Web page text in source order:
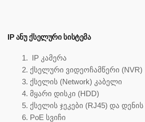
IP ᲐᲜᲣ ᲥᲡᲔᲚᲣᲠᲘ ᲡᲘᲡᲢᲔᲛᲐ
IP კამერა
ქსელური ვიდეოჩამწერი (NVR)
ქსელის (Network) კაბელი
მყარი დისკი (HDD)
ქსელის ჯეკები (RJ45) და
PoE სვიჩი